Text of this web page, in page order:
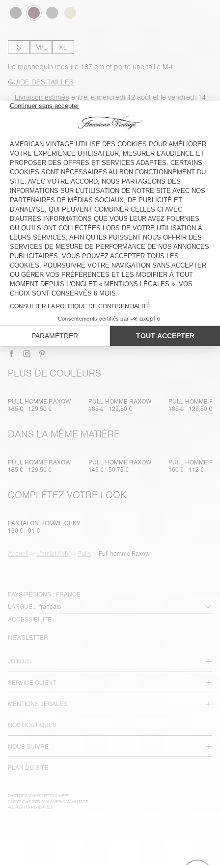
S M/L XL
Le mannequin mesure 187 cm et porte une taille M-L
GUIDE DES TAILLES
Livraison estimée entre le mercredi 12 août et le vendredi 14
AJOUTER AU PANIER
VOIR LA DISPONIBILITE EN MAGASIN
VOIR LE LOOK
DESCRIPTION
TAILLE ET COUPE
COMPOSITION
LIVRAISON ET RETOURS
PLUS DE COULEURS
PULL HOMME RAXOW
185 €
129,50 €
PULL HOMME RAXOW
185 €
129,50 €
PULL HOMME
185 €
129,50 €
DANS LA MÊME MATIÈRE
PULL HOMME RAXOW
185 €
129,50 €
PULL HOMME RAXOW
145 €
50,75 €
PULL HOMME
160 €
112 €
COMPLÉTEZ VOTRE LOOK
PANTALON HOMME CEKY
130 €
91 €
Accueil L'outlet AMV Pulls Pull homme Raxow
PAYS/RÉGIONS : FRANCE
LANGUE :
ACCESSIBILITÉ
JOIN US
SERVICE CLIENT
MENTIONS LÉGALES
NOS BOUTIQUES
NOUS SUIVRE
PLAN DU SITE
NEWSLETTER
PHOTOGRAPHIES RETOUCHÉES
COPYRIGHT 2025-2026 AMERICAN VINTAGE
ALL RIGHTS RESERVED